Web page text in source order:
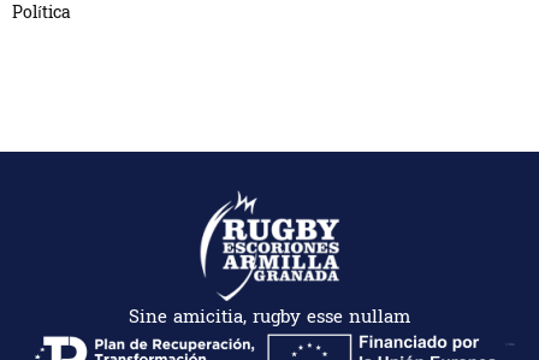
Política
Sine amicitia, rugby esse nullam